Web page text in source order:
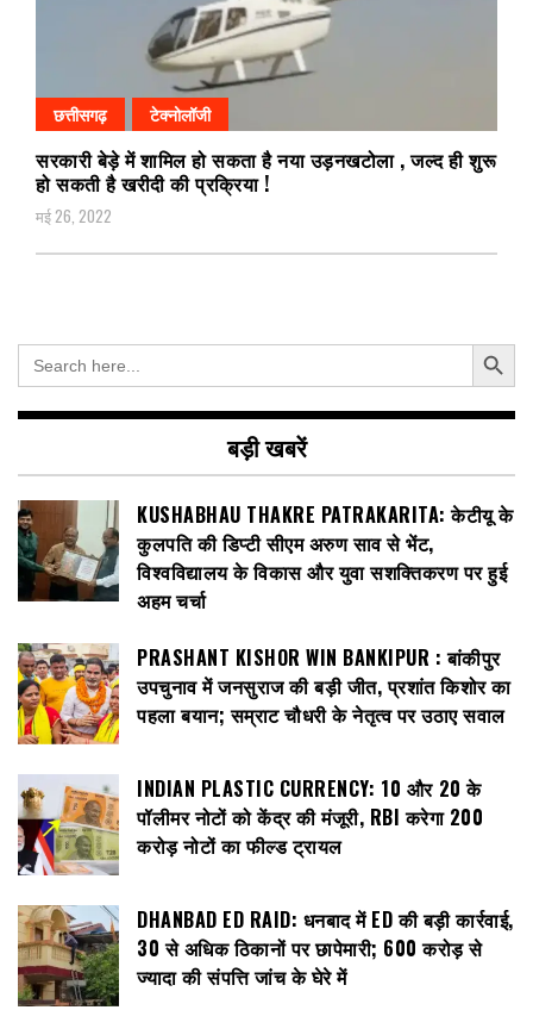
छत्तीसगढ़ टेक्नोलॉजी
सरकारी बेड़े में शामिल हो सकता है नया उड़नखटोला , जल्द ही शुरू
हो सकती है खरीदी की प्रक्रिया !
मई 26, 2022
Search
for:
Search Button
बड़ी खबरें
KUSHABHAU THAKRE PATRAKARITA: केटीयू के
कुलपति की डिप्टी सीएम अरुण साव से भेंट,
विश्वविद्यालय के विकास और युवा सशक्तिकरण पर हुई
अहम चर्चा
PRASHANT KISHOR WIN BANKIPUR : बांकीपुर
उपचुनाव में जनसुराज की बड़ी जीत, प्रशांत किशोर का
पहला बयान; सम्राट चौधरी के नेतृत्व पर उठाए सवाल
INDIAN PLASTIC CURRENCY: ₹10 और ₹20 के
पॉलीमर नोटों को केंद्र की मंजूरी, RBI करेगा 200
करोड़ नोटों का फील्ड ट्रायल
DHANBAD ED RAID: धनबाद में ED की बड़ी कार्रवाई,
30 से अधिक ठिकानों पर छापेमारी; 600 करोड़ से
ज्यादा की संपत्ति जांच के घेरे में